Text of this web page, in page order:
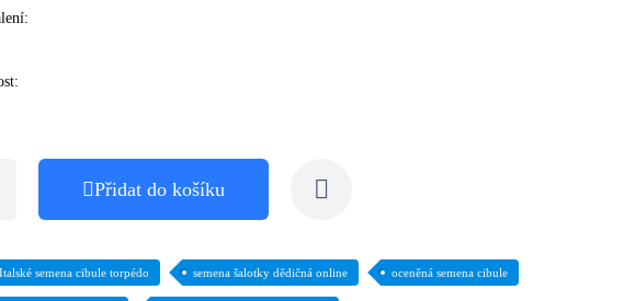
Přidat do košíku
Italské semena cibule torpédo semena šalotky dědičná online oceněná semena cibule